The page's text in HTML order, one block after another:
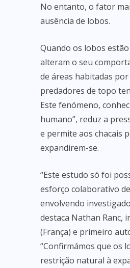
No entanto, o fator
ausência de lobos.
Quando os lobos
alteram o seu
de áreas habitadas
predadores de topo
Este fenómeno,
humano”, reduz a
e permite aos chacais
expandirem-se.
“Este estudo só foi
esforço colaborativo
envolvendo
destaca Nathan Ranc,
(França) e primeiro
“Confirmámos que os
restrição natural à